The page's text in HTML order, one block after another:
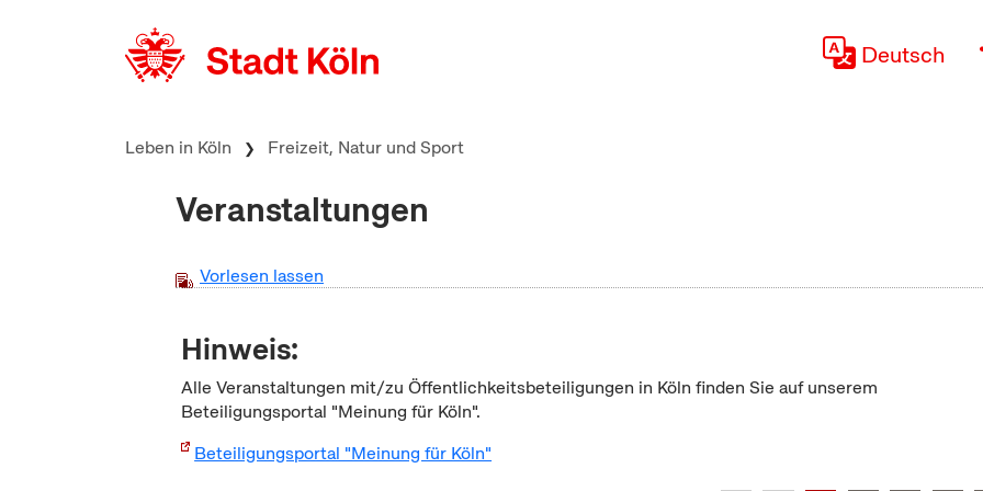
Deutsch
Leben in Köln Freizeit, Natur und Sport
Veranstaltungen
Vorlesen lassen
Hinweis:
Alle Veranstaltungen mit/zu Öffentlichkeitsbeteiligungen in Köln finden Sie auf unserem
Beteiligungsportal "Meinung für Köln".
Beteiligungsportal "Meinung für Köln"